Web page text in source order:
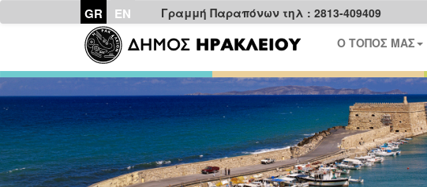
GR EN Γραμμή Παραπόνων τηλ : 2813-409409
Ο ΤΟΠΟΣ ΜΑΣ